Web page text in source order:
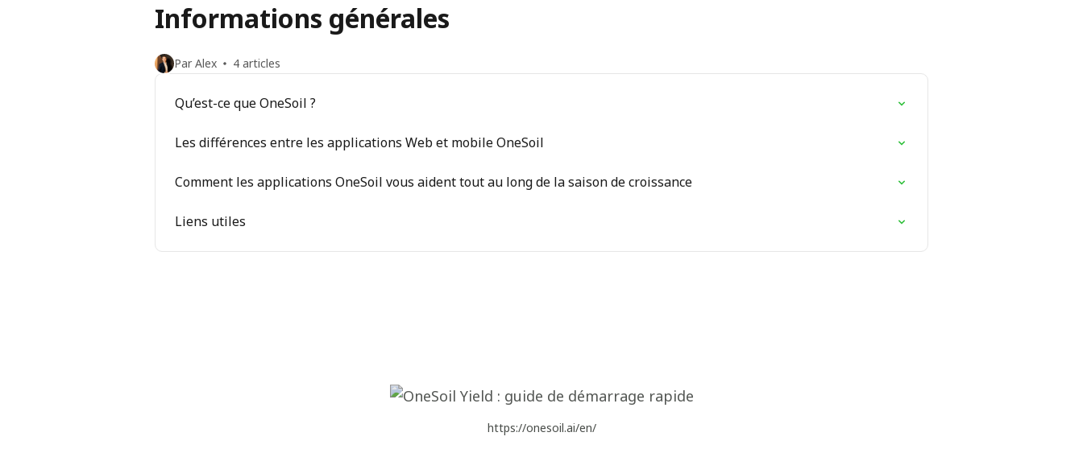
Informations générales
Par Alex 4 articles
Qu’est-ce que OneSoil ?
Les différences entre les applications Web et mobile OneSoil
Comment les applications OneSoil vous aident tout au long de la saison de croissance
Liens utiles
https://onesoil.ai/en/